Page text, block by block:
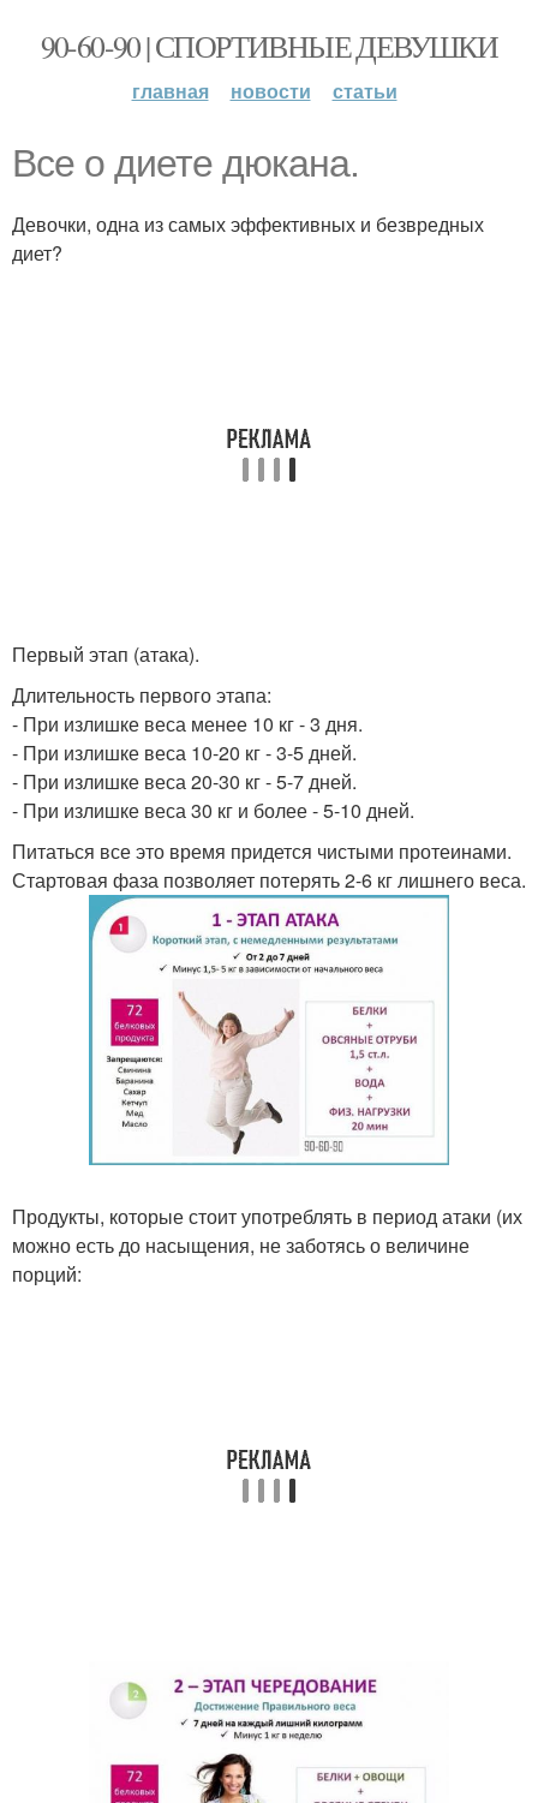
90-60-90 | СПОРТИВНЫЕ ДЕВУШКИ
главная новости статьи
Все о диете дюкана.
Девочки, одна из самых эффективных и безвредных
диет?
Первый этап (атака).
Длительность первого этапа:
- При излишке веса менее 10 кг - 3 дня.
- При излишке веса 10-20 кг - 3-5 дней.
- При излишке веса 20-30 кг - 5-7 дней.
- При излишке веса 30 кг и более - 5-10 дней.
Питаться все это время придется чистыми протеинами.
Стартовая фаза позволяет потерять 2-6 кг лишнего веса.
Продукты, которые стоит употреблять в период атаки (их
можно есть до насыщения, не заботясь о величине
порций: